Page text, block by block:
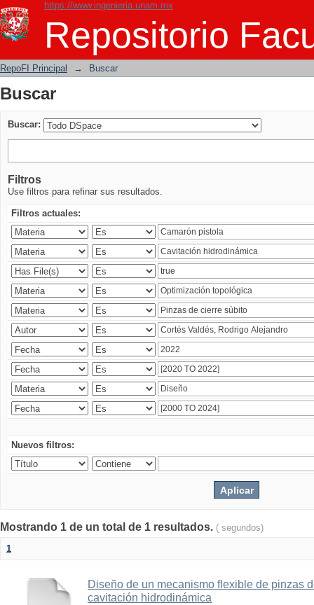
https://www.ingenieria.unam.mx
Repositorio
Buscar
RepoFI Principal → Buscar
Buscar
Buscar:
Filtros
Use filtros para refinar sus resultados.
Filtros actuales:
Nuevos filtros:
Mostrando 1 de un total de 1 resultados. ( segundos)
1
Diseño de un mecanismo flexible de pinzas
cavitación hidrodinámica